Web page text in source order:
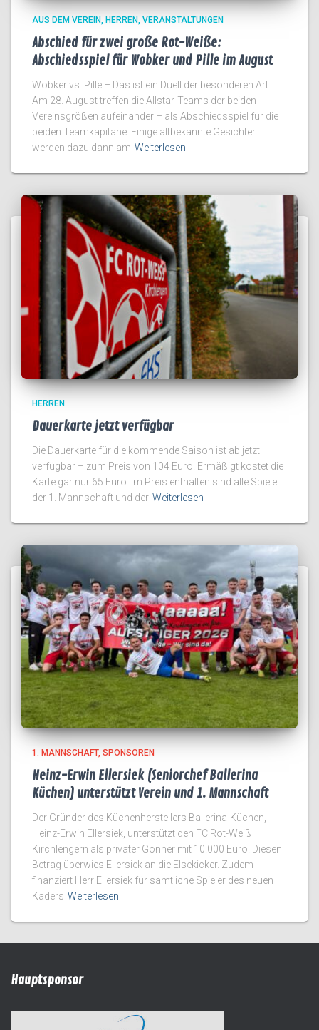
AUS DEM VEREIN HERREN VERANSTALTUNGEN
Abschied für zwei große Rot-Weiße:
Abschiedsspiel für Wobker und Pille im August
Wobker vs. Pille – Das ist ein Duell der besonderen Art.
Am 28. August treffen die Allstar-Teams der beiden
Vereinsgrößen aufeinander – als Abschiedsspiel für die
beiden Teamkapitäne. Einige altbekannte Gesichter
werden dazu dann am Weiterlesen
HERREN
Dauerkarte jetzt verfügbar
Die Dauerkarte für die kommende Saison ist ab jetzt
verfügbar – zum Preis von 104 Euro. Ermäßigt kostet die
Karte gar nur 65 Euro. Im Preis enthalten sind alle Spiele
der 1. Mannschaft und der Weiterlesen
1. MANNSCHAFT SPONSOREN
Heinz-Erwin Ellersiek (Seniorchef Ballerina
Küchen) unterstützt Verein und 1. Mannschaft
Der Gründer des Küchenherstellers Ballerina-Küchen,
Heinz-Erwin Ellersiek, unterstützt den FC Rot-Weiß
Kirchlengern als privater Gönner mit 10.000 Euro. Diesen
Betrag überwies Ellersiek an die Elsekicker. Zudem
finanziert Herr Ellersiek für sämtliche Spieler des neuen
Kaders Weiterlesen
Hauptsponsor